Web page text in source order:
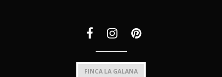
FINCA LA GALANA